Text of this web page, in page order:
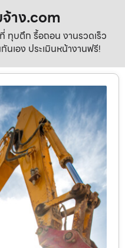
าง.com
ทุบตึก รื้อถอน งานรวดเร็ว
นเอง ประเมินหน้างานฟรี!